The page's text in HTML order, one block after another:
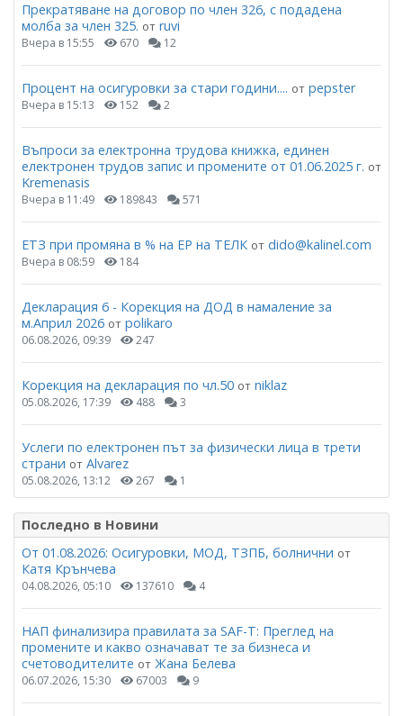
Прекратяване на договор по член 326, с подадена
молба за член 325. от ruvi
Вчера в 15:55 670 12
Процент на осигуровки за стари години.... от pepster
Вчера в 15:13 152 2
Въпроси за електронна трудова книжка, единен
електронен трудов запис и промените от 01.06.2025 г. от
Kremenasis
Вчера в 11:49 189843 571
ЕТЗ при промяна в % на ЕР на ТЕЛК от dido@kalinel.com
Вчера в 08:59 184
Декларация 6 - Корекция на ДОД в намаление за
м.Април 2026 от polikaro
06.08.2026, 09:39 247
Корекция на декларация по чл.50 от niklaz
05.08.2026, 17:39 488 3
Услеги по електронен път за физически лица в трети
страни от Alvarez
05.08.2026, 13:12 267 1
Последно в Новини
От 01.08.2026: Осигуровки, МОД, ТЗПБ, болнични от
Катя Крънчева
04.08.2026, 05:10 137610 4
НАП финализира правилата за SAF-T: Преглед на
промените и какво означават те за бизнеса и
счетоводителите от Жана Белева
06.07.2026, 15:30 67003 9